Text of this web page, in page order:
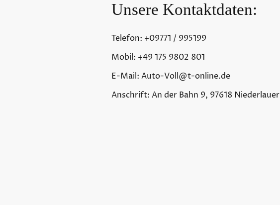
Unsere Kontaktdaten:
Telefon: +09771 / 995199
Mobil: +49 175 9802 801
E-Mail: Auto-Voll@t-online.de
Anschrift: An der Bahn 9, 97618 Niederlauer